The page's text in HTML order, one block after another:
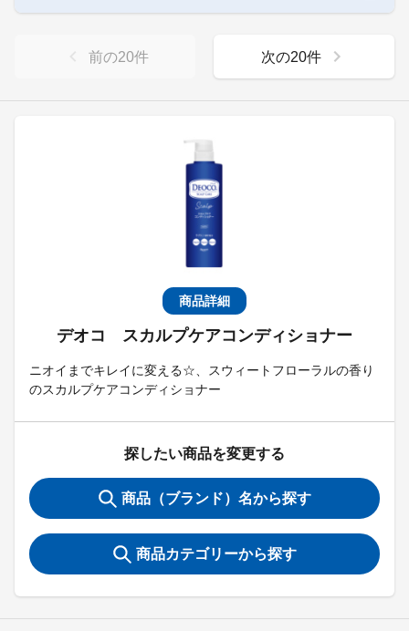
商品詳細
デオコ スカルプケアコンディショナー
ニオイまでキレイに変える☆、スウィートフローラルの香り
のスカルプケアコンディショナー
探したい商品を変更する
商品（ブランド）名から探す
商品カテゴリーから探す
前の20件 次の20件